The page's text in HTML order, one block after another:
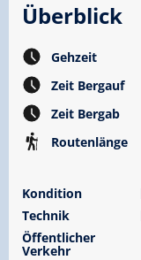
Überblick
Gehzeit
Zeit Bergauf
Zeit Bergab
Routenlänge
Kondition
Technik
Öffentlicher
Verkehr